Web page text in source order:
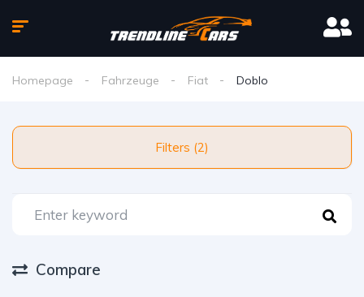
Homepage Fahrzeuge Fiat Doblo
Filters (2)
Compare